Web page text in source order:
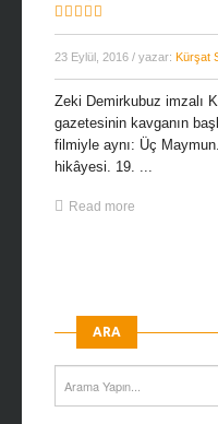
23 Eylül, 2016 / yazar: Kürşat
Zeki Demirkubuz imzalı
gazetesinin kavganın
filmiyle aynı: Üç
hikâyesi. 19. ...
Read more
ARA